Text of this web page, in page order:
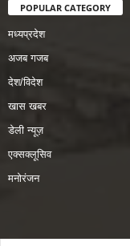
POPULAR CATEGORY
मध्यप्रदेश
अजब गजब
देश/विदेश
खास खबर
डेली न्यूज़
एक्सक्लूसिव
मनोरंजन